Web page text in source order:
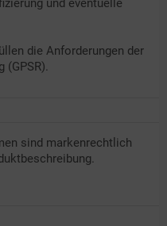
und eventuelle
die Anforderungen der
(GPSR).
sind markenrechtlich